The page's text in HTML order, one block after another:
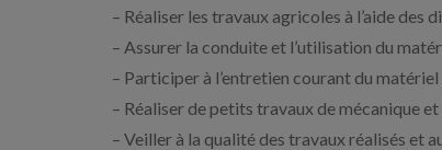
– Réaliser les travaux agricoles à l’aide des
– Assurer la conduite et l’utilisation du
– Participer à l’entretien courant du
– Réaliser de petits travaux de mécanique et
– Veiller à la qualité des travaux réalisés et